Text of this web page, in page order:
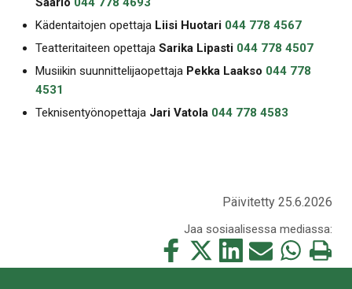
Kädentaitojen opettaja Liisi Huotari 044 778 4567
Teatteritaiteen opettaja Sarika Lipasti 044 778 4507
Musiikin suunnittelijaopettaja Pekka Laakso 044 778
4531
Teknisentyönopettaja Jari Vatola 044 778 4583
Päivitetty 25.6.2026
Jaa sosiaalisessa mediassa:
Jaa
tämä
Jaa
tämä
Jaa
tämä
Jaa
tämä
Jaa
tämä
Tulosta
tämä